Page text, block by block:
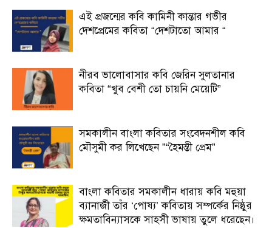
এই প্রজন্মের কবি কামিনী কান্তার গভীর
দেশপ্রেমের কবিতা “দেশটাতো আমার “
নীরব ভালোবাসার কবি জেরিন সুলতানার
কবিতা “খুব বেশী তো চায়নি মেয়েটি”
সমকালীন বাংলা কবিতার সংবেদনশীল কবি
মৌসুমী কর লিখেছেন ”“হৈমন্তী প্রেম”
বাংলা কবিতার সমকালীন ধারায় কবি মহুয়া
ব্যানার্জী তাঁর ‘পোষ্য’ কবিতায় সম্পর্কের নিষ্ঠুর
ক্ষমতাবিন্যাসকে সাহসী ভাষায় তুলে ধরেছেন।